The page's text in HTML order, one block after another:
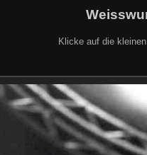
Klicke auf die